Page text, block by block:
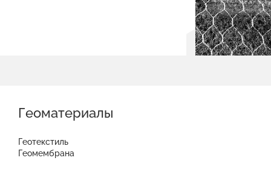
Геоматериалы
Геотекстиль
Геомембрана